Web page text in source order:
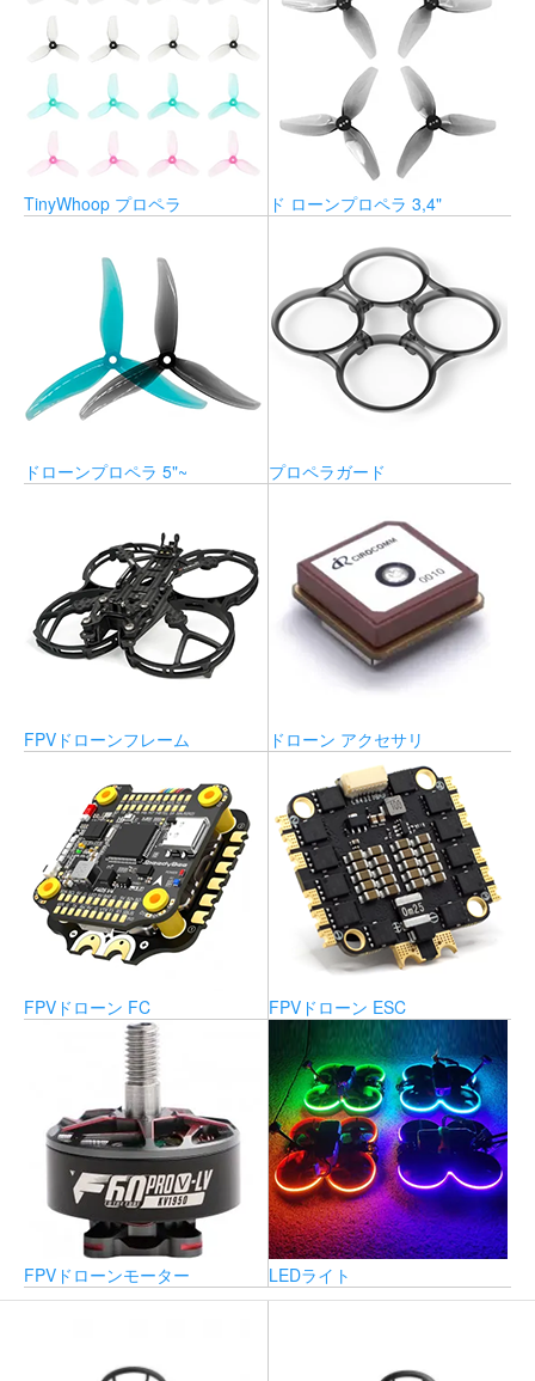
TinyWhoop プロペラ ド ローンプロペラ 3,4"
ドローンプロペラ 5"~ プロペラガード
FPVドローンフレーム ドローン アクセサリ
FPVドローン FC FPVドローン ESC
FPVドローンモーター LEDライト